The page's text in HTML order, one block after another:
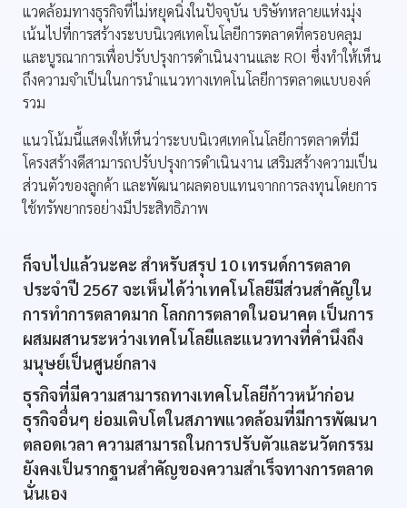
แวดล้อมทางธุรกิจที่ไม่หยุดนิ่งในปัจจุบัน บริษัทหลายแห่งมุ่ง
เน้นไปที่การสร้างระบบนิเวศเทคโนโลยีการตลาดที่ครอบคลุม
และบูรณาการเพื่อปรับปรุงการดำเนินงานและ ROI ซึ่งทำให้เห็น
ถึงความจำเป็นในการนำแนวทางเทคโนโลยีการตลาดแบบองค์
รวม
แนวโน้มนี้แสดงให้เห็นว่าระบบนิเวศเทคโนโลยีการตลาดที่มี
โครงสร้างดีสามารถปรับปรุงการดำเนินงาน เสริมสร้างความเป็น
ส่วนตัวของลูกค้า และพัฒนาผลตอบแทนจากการลงทุนโดยการ
ใช้ทรัพยากรอย่างมีประสิทธิภาพ
ก็จบไปแล้วนะคะ สำหรับสรุป 10 เทรนด์การตลาด
ประจำปี 2567 จะเห็นได้ว่าเทคโนโลยีมีส่วนสำคัญใน
การทำการตลาดมาก โลกการตลาดในอนาคต เป็นการ
ผสมผสานระหว่างเทคโนโลยีและแนวทางที่คำนึงถึง
มนุษย์เป็นศูนย์กลาง
ธุรกิจที่มีความสามารถทางเทคโนโลยีก้าวหน้าก่อน
ธุรกิจอื่นๆ ย่อมเติบโตในสภาพแวดล้อมที่มีการพัฒนา
ตลอดเวลา ความสามารถในการปรับตัวและนวัตกรรม
ยังคงเป็นรากฐานสำคัญของความสำเร็จทางการตลาด
นั่นเอง